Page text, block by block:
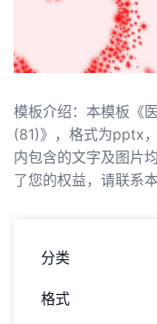
模板介绍：本模板《
(81)》，格式为pptx
内包含的文字及图片
了您的权益，请联系
分类
格式